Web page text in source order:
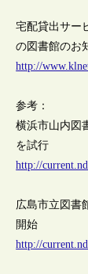
宅配貸出サー
の図書館のお
http://
参考：
横浜市山内図
を試行
http://
広島市立図書
開始
http://